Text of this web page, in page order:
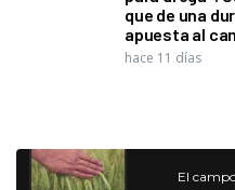
que de una
apuesta al
hace 11 días
El